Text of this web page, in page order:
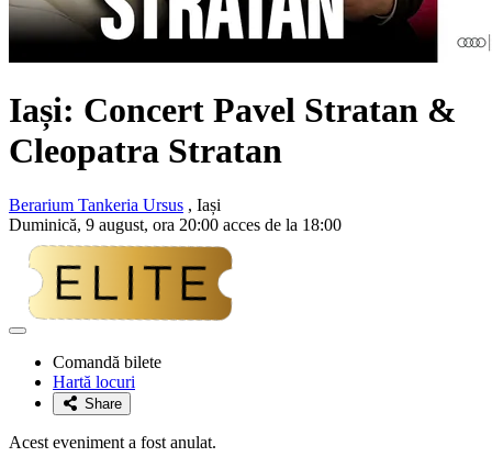
Iași: Concert Pavel Stratan &
Cleopatra Stratan
Berarium Tankeria Ursus , Iași
Duminică, 9 august, ora 20:00 acces de la 18:00
Adaugă
favoriteComandă bilete
Hartă locuri
Share
Acest eveniment a fost anulat.